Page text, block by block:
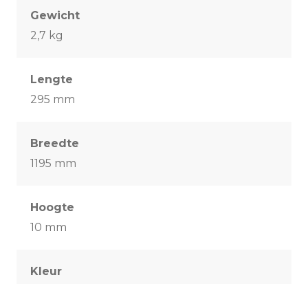
Gewicht
2,7 kg
Lengte
295 mm
Breedte
1195 mm
Hoogte
10 mm
Kleur